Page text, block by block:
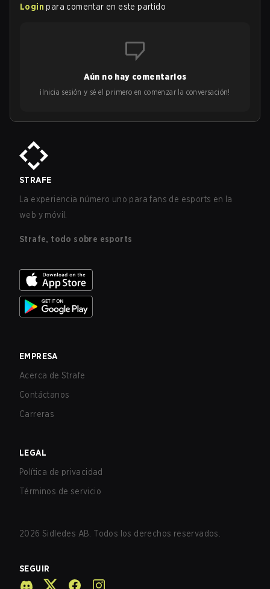
Login para comentar en este partido
Aún no hay comentarios
¡Inicia sesión y sé el primero en comenzar la conversación!
STRAFE
La experiencia número uno para fans de esports en la
web y móvil.
Strafe, todo sobre esports
EMPRESA
Acerca de Strafe
Contáctanos
Carreras
LEGAL
Política de privacidad
Términos de servicio
2026 Sidledes AB. Todos los derechos reservados.
SEGUIR